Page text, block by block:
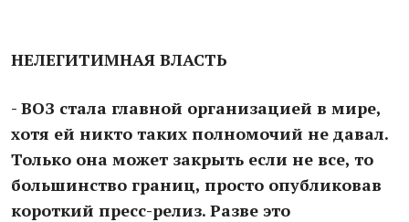
НЕЛЕГИТИМНАЯ ВЛАСТЬ
- ВОЗ стала главной организацией в мире,
хотя ей никто таких полномочий не давал.
Только она может закрыть если не все, то
большинство границ, просто опубликовав
короткий пресс-релиз. Разве это